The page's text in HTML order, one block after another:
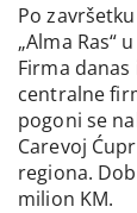
Po
„Alma Ras“
Firma
centralne
pogoni se
Carevoj
regiona.
milion KM.